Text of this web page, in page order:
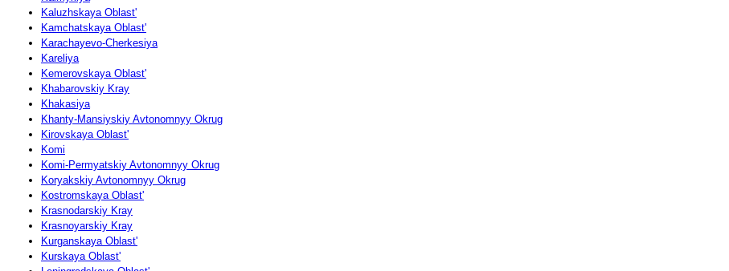
Kaluzhskaya Oblast'
Kamchatskaya Oblast'
Karachayevo-Cherkesiya
Kareliya
Kemerovskaya Oblast'
Khabarovskiy Kray
Khakasiya
Khanty-Mansiyskiy Avtonomnyy Okrug
Kirovskaya Oblast'
Komi
Komi-Permyatskiy Avtonomnyy Okrug
Koryakskiy Avtonomnyy Okrug
Kostromskaya Oblast'
Krasnodarskiy Kray
Krasnoyarskiy Kray
Kurganskaya Oblast'
Kurskaya Oblast'